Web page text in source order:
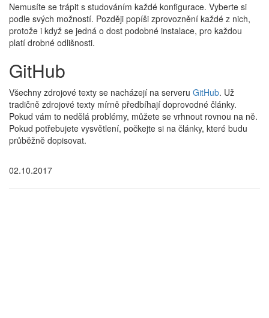
Nemusíte se trápit s studováním každé konfigurace. Vyberte si
podle svých možností. Později popíši zprovoznění každé z nich,
protože i když se jedná o dost podobné instalace, pro každou
platí drobné odlišnosti.
GitHub
Všechny zdrojové texty se nacházejí na serveru GitHub. Už
tradičně zdrojové texty mírně předbíhají doprovodné články.
Pokud vám to nedělá problémy, můžete se vrhnout rovnou na ně.
Pokud potřebujete vysvětlení, počkejte si na články, které budu
průběžně dopisovat.
02.10.2017